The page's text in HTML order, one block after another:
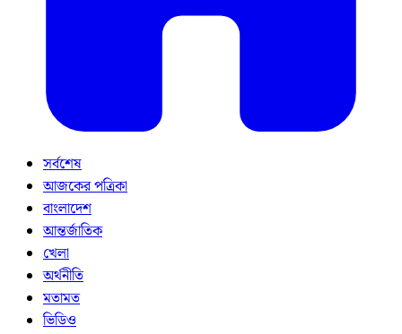
সর্বশেষ
আজকের পত্রিকা
বাংলাদেশ
আন্তর্জাতিক
খেলা
অর্থনীতি
মতামত
ভিডিও